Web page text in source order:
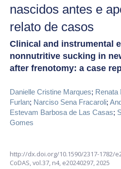
nascidos antes e
relato de casos
Clinical and instrumental
nonnutritive sucking in
after frenotomy: a case
Danielle Cristine Marques; Renata
Furlan; Narciso Sena Fracaroli;
Estevam Barbosa de Las Casas;
Gomes
http://dx.doi.org/10.1590/2317-1782/
CoDAS,vol.37, n4, e20240297, 2025